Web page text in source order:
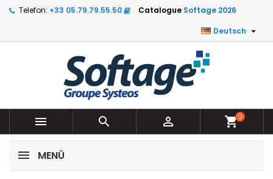
Telefon: +33 05.79.79.55.50 Catalogue Softage 2026
Deutsch 
   shopping_cart0
MENÜ